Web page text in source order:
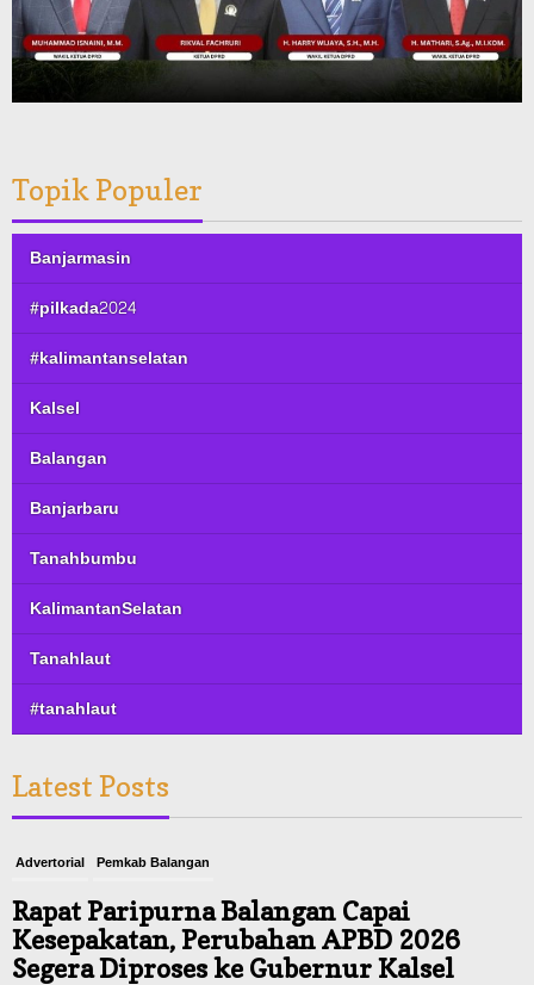
Topik Populer
Banjarmasin
#pilkada2024
#kalimantanselatan
Kalsel
Balangan
Banjarbaru
Tanahbumbu
KalimantanSelatan
Tanahlaut
#tanahlaut
Latest Posts
Advertorial Pemkab Balangan
Rapat Paripurna Balangan Capai
Kesepakatan, Perubahan APBD 2026
Segera Diproses ke Gubernur Kalsel